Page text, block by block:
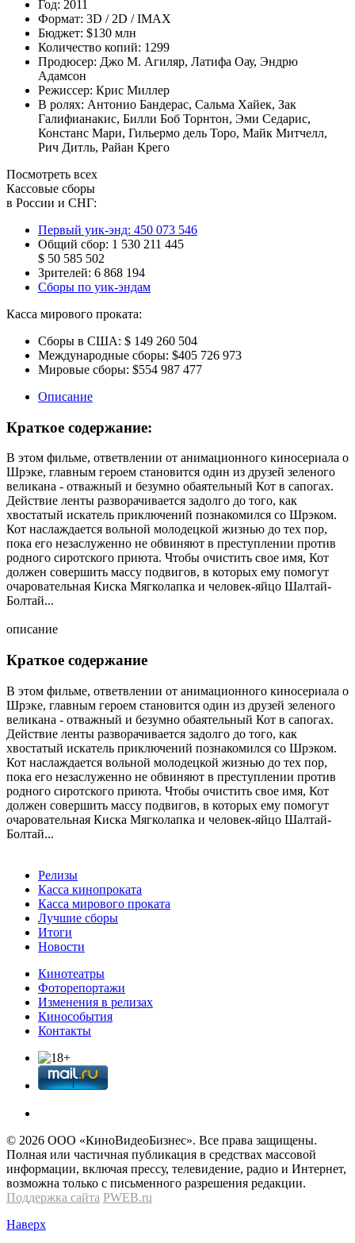
Год: 2011
Формат: 3D / 2D / IMAX
Бюджет: $130 млн
Количество копий: 1299
Продюсер: Джо М. Агиляр, Латифа Оау, Эндрю
Адамсон
Режиссер: Крис Миллер
В ролях: Антонио Бандерас, Сальма Хайек, Зак
Галифианакис, Билли Боб Торнтон, Эми Седарис,
Констанс Мари, Гильермо дель Торо, Майк Митчелл,
Рич Дитль, Райан Крего
Посмотреть всех
Кассовые сборы
в России и СНГ:
Первый уик-энд: 450 073 546
Общий сбор: 1 530 211 445
$ 50 585 502
Зрителей: 6 868 194
Сборы по уик-эндам
Касса мирового проката:
Сборы в США: $ 149 260 504
Международные сборы: $405 726 973
Мировые сборы: $554 987 477
Описание
Краткое содержание:
В этом фильме, ответвлении от анимационного киносериала о
Шрэке, главным героем становится один из друзей зеленого
великана - отважный и безумно обаятельный Кот в сапогах.
Действие ленты разворачивается задолго до того, как
хвостатый искатель приключений познакомился со Шрэком.
Кот наслаждается вольной молодецкой жизнью до тех пор,
пока его незаслуженно не обвиняют в преступлении против
родного сиротского приюта. Чтобы очистить свое имя, Кот
должен совершить массу подвигов, в которых ему помогут
очаровательная Киска Мягколапка и человек-яйцо Шалтай-
Болтай...
описание
Краткое содержание
В этом фильме, ответвлении от анимационного киносериала о
Шрэке, главным героем становится один из друзей зеленого
великана - отважный и безумно обаятельный Кот в сапогах.
Действие ленты разворачивается задолго до того, как
хвостатый искатель приключений познакомился со Шрэком.
Кот наслаждается вольной молодецкой жизнью до тех пор,
пока его незаслуженно не обвиняют в преступлении против
родного сиротского приюта. Чтобы очистить свое имя, Кот
должен совершить массу подвигов, в которых ему помогут
очаровательная Киска Мягколапка и человек-яйцо Шалтай-
Болтай...
Релизы
Касса кинопроката
Касса мирового проката
Лучшие сборы
Итоги
Новости
Кинотеатры
Фоторепортажи
Изменения в релизах
Кинособытия
Контакты
© 2026 OOО «КиноВидеоБизнес». Все права защищены.
Полная или частичная публикация в средствах массовой
информации, включая прессу, телевидение, радио и Интернет,
возможна только с письменного разрешения редакции.
Поддержка сайта PWEB.ru
Наверх